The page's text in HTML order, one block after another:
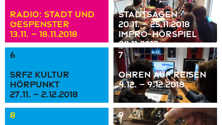
Radio: Stadt und
Gespenster
13.11. – 18.11.2018
Stadtsagen
20.11. – 25.11.2018
Impro-Hörspiel
24.11.2018
6
SRF2 Kultur
HörPunkt
27.11. – 2.12.2018
7
Ohren auf Reisen
4.12. – 9.12.2018
8
9